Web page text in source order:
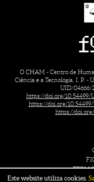
O CHAM - Centro de
Ciência e a Tecnologia, I. P.
UID/04666/
https://doi.org/10.54499/
https://doi.org/
https://
Este website utiliza cookies.